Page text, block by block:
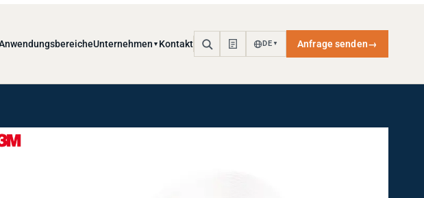
AnwendungsbereicheUnternehmen Kontakt DE Anfrage senden